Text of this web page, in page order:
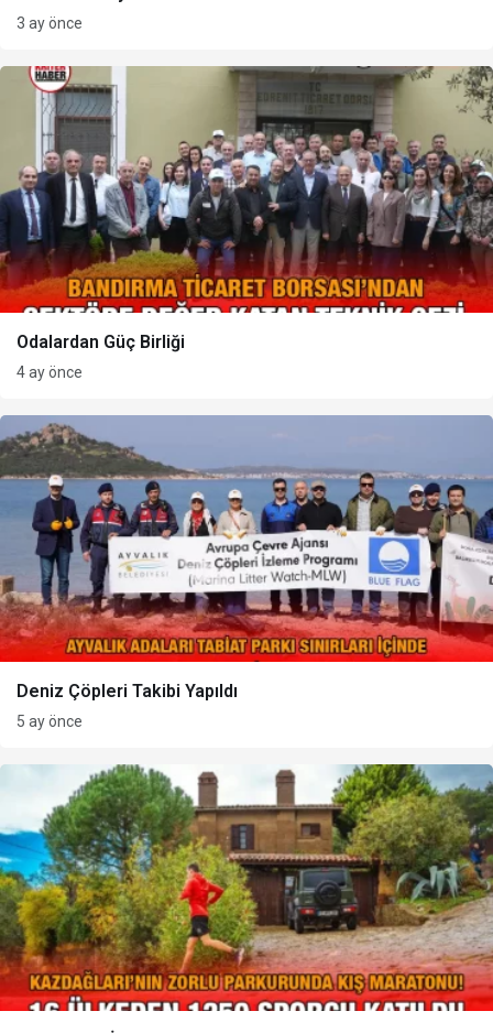
3 ay önce
Odalardan Güç Birliği
4 ay önce
Deniz Çöpleri Takibi Yapıldı
5 ay önce